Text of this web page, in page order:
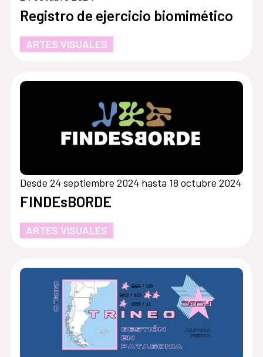
Registro de ejercicio biomimético
ARTES VISUALES
Desde 24 septiembre 2024 hasta 18 octubre 2024
FINDEsBORDE
ARTES VISUALES